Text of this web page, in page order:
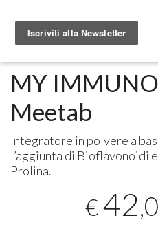
MY
Meetab
Integratore in polvere a
l’aggiunta di Bioflavonoidi
Prolina.
€42